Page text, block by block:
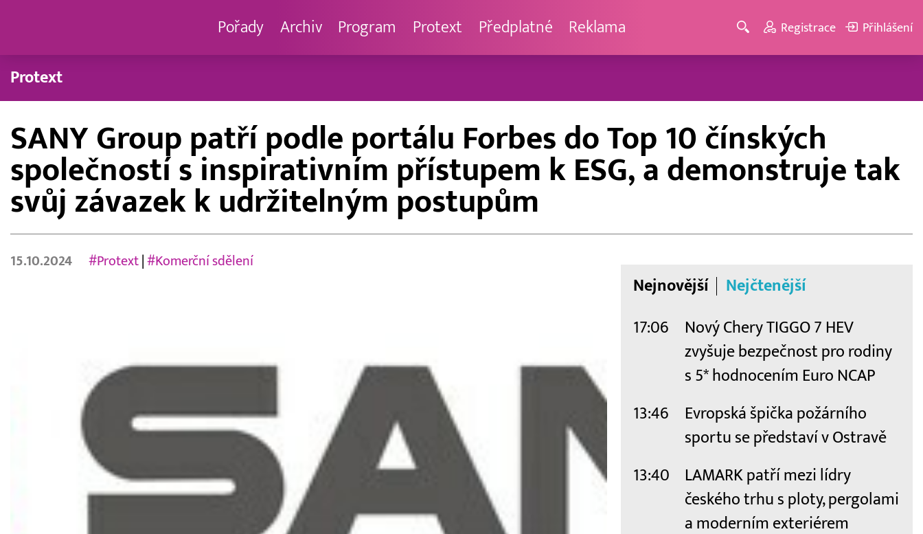
Pořady Archiv Program Protext Předplatné Reklama Registrace Přihlášení
Protext
SANY Group patří podle portálu Forbes do Top 10 čínských
společností s inspirativním přístupem k ESG, a demonstruje tak
svůj závazek k udržitelným postupům
15.10.2024 #Protext| #Komerční sdělení
Nejnovější Nejčtenější
17:06
Nový Chery TIGGO 7 HEV
zvyšuje bezpečnost pro rodiny
s 5* hodnocením Euro NCAP
13:46
Evropská špička požárního
sportu se představí v Ostravě
13:40
LAMARK patří mezi lídry
českého trhu s ploty, pergolami
a moderním exteriérem